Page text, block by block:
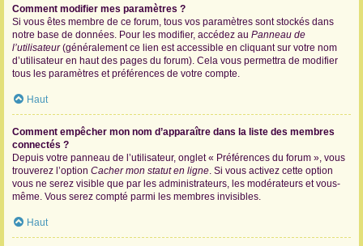
Comment modifier mes paramètres ?
Si vous êtes membre de ce forum, tous vos paramètres sont stockés dans
notre base de données. Pour les modifier, accédez au Panneau de
l’utilisateur(généralement ce lien est accessible en cliquant sur votre nom
d’utilisateur en haut des pages du forum). Cela vous permettra de modifier
tous les paramètres et préférences de votre compte.
Haut
Comment empêcher mon nom d’apparaître dans la liste des membres
connectés ?
Depuis votre panneau de l’utilisateur, onglet « Préférences du forum », vous
trouverez l’option Cacher mon statut en ligne. Si vous activez cette option
vous ne serez visible que par les administrateurs, les modérateurs et vous-
même. Vous serez compté parmi les membres invisibles.
Haut